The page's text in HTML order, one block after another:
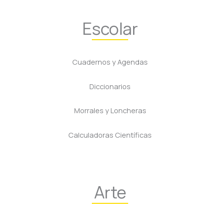
Escolar
Cuadernos y Agendas
Diccionarios
Morrales y Loncheras
Calculadoras Científicas
Arte